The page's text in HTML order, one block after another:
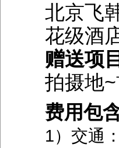
北京飞
花级酒
赠送项目
拍摄地
费用包
1）交通